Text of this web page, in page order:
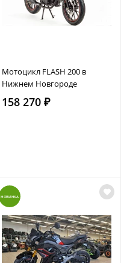
Мотоцикл FLASH 200 в
Нижнем Новгороде
158 270 ₽
НОВИНКА